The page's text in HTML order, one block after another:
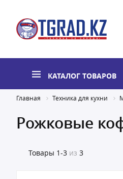
КАТАЛОГ ТОВАРОВ
Главная Техника для кухни
Рожковые
Товары 1-3 из 3